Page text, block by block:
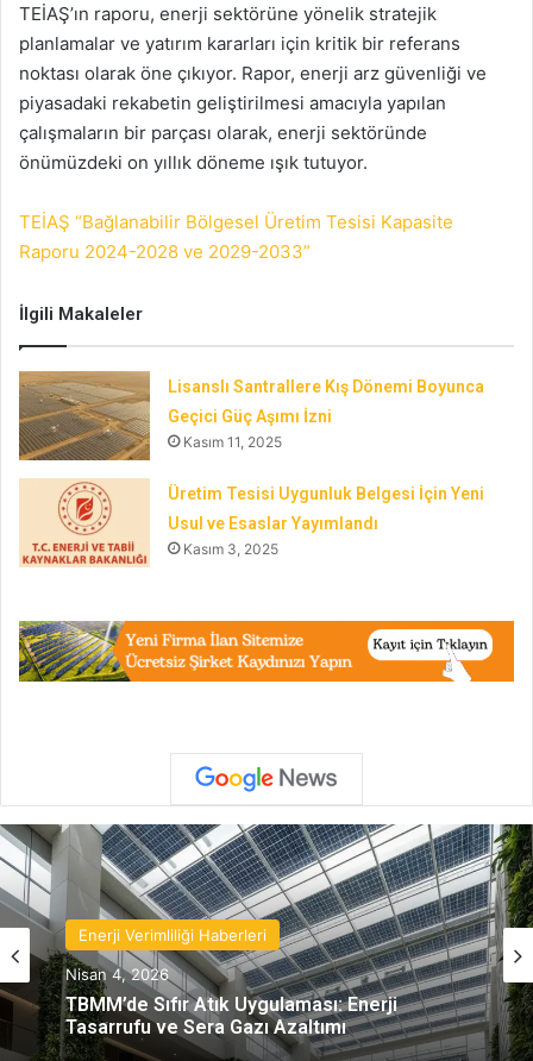
TEİAŞ’ın raporu, enerji sektörüne yönelik stratejik
planlamalar ve yatırım kararları için kritik bir referans
noktası olarak öne çıkıyor. Rapor, enerji arz güvenliği ve
piyasadaki rekabetin geliştirilmesi amacıyla yapılan
çalışmaların bir parçası olarak, enerji sektöründe
önümüzdeki on yıllık döneme ışık tutuyor.
TEİAŞ “Bağlanabilir Bölgesel Üretim Tesisi Kapasite
Raporu 2024-2028 ve 2029-2033”
İlgili Makaleler
Lisanslı Santrallere Kış Dönemi Boyunca
Geçici Güç Aşımı İzni
Kasım 11, 2025
Üretim Tesisi Uygunluk Belgesi İçin Yeni
Usul ve Esaslar Yayımlandı
Kasım 3, 2025
Enerji Verimliliği Haberleri
Nisan 4, 2026
TBMM’de Sıfır Atık Uygulaması: Enerji
Tasarrufu ve Sera Gazı Azaltımı